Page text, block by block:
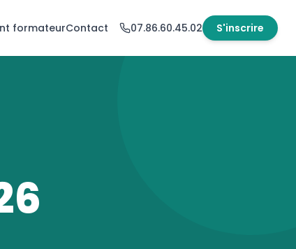
formateurContact 07.86.60.45.02 S'inscrire